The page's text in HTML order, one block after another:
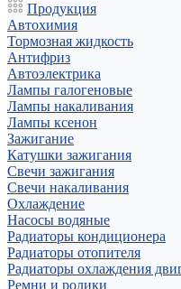
Продукция
Автохимия
Тормозная жидкость
Антифриз
Автоэлектрика
Лампы галогеновые
Лампы накаливания
Лампы ксенон
Зажигание
Катушки зажигания
Свечи зажигания
Свечи накаливания
Охлаждение
Насосы водяные
Радиаторы кондиционера
Радиаторы отопителя
Радиаторы охлаждения
Ремни и ролики